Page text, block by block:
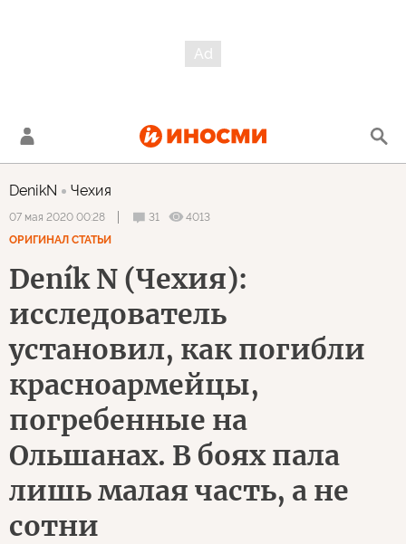
DenikN Чехия
07 мая 2020 00:28 31
4013
ОРИГИНАЛ СТАТЬИ
Deník N (Чехия):
исследователь
установил, как погибли
красноармейцы,
погребенные на
Ольшанах. В боях пала
лишь малая часть, а не
сотни